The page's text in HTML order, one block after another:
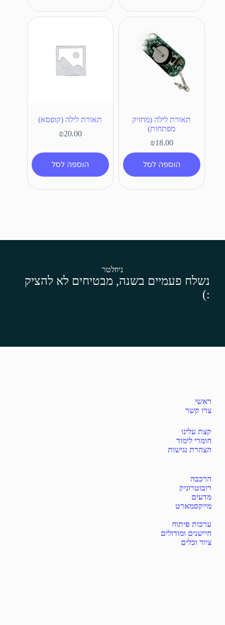
תאורת לילה (מחזיק
מפתחות)
₪18.00
הוספה לסל
תאורת לילה (קופסא)
₪20.00
הוספה לסל
ניוזלטר
נשלח פעמיים בשנה, מבטיחים לא להציק
:)
ראשי
צרו קשר
קצת עלינו
חומרי לימוד
הצהרת נגישות
הרכבה
רובוטרוניק
מדעים
מייקסמארט
ערכות פיתוח
חיישנים ומודולים
ציוד וכלים